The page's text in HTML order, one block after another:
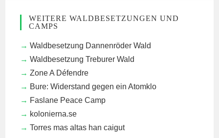
WEITERE WALDBESETZUNGEN UND
CAMPS
Waldbesetzung Dannenröder Wald
Waldbesetzung Treburer Wald
Zone A Défendre
Bure: Widerstand gegen ein Atomklo
Faslane Peace Camp
kolonierna.se
Torres mas altas han caigut